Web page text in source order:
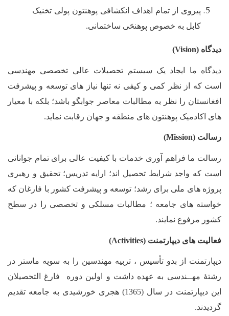
پیروی از تمام اهداف انکشافی پوهنتون پولی تخنیک
کابل به خصوص پوهنحَی ساختمانی.
دیدگاه (Vision
)
دیدگاه ما ایجاد یک سیستم تحصیلات عالی تخصصی مهندسی
است که از نظر کمی و کیفی نه تنها نیاز های توسعه و پیشرفت
افغانستان را نظر به مطالبات معاصر جوابگو باشد؛ بلکه با معیار
های اکادمیک پوهنتون های منطقه و جهان رقابت نماید.
رسالت (Mission
)
رسالت ما فراهم آوری خدمات با کیفیت عالی برای تمام جوانانی
است که واجد شرایط تحصیل اند؛ ارایه تدریس؛ تحقیق و رهبری
پروژه های ملی برای رشد؛ توسعه و پیشرفت کشور با فارغان که
خواسته های جامعه ؛ مطالبات مسلکی و تخصصی را در سطح
کشور مرفوع نمایند.
فعالیت های دیپارتمنت (Activities)
دیپارتمنت از بدو تأسیس ، تربیه مهندسین را به سویه ماستر در
رشتۀ مهــندسی به عهده داشت و اولین دوره فارغ التحصیلان
این دیپارتمنت در سال (1365) هجری خورشیدی به جامعه تقدیم
گردیدند.